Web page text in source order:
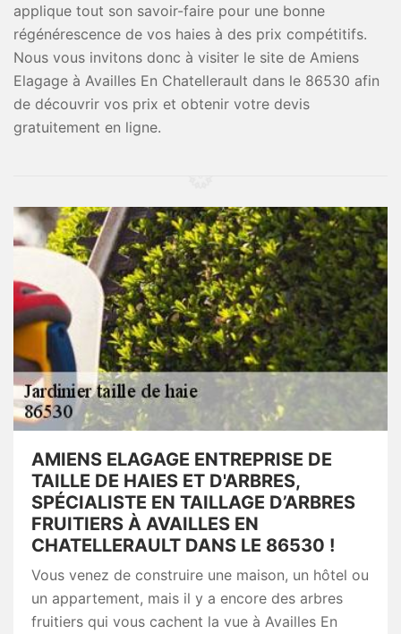
applique tout son savoir-faire pour une bonne
régénérescence de vos haies à des prix compétitifs.
Nous vous invitons donc à visiter le site de Amiens
Elagage à Availles En Chatellerault dans le 86530 afin
de découvrir vos prix et obtenir votre devis
gratuitement en ligne.
AMIENS ELAGAGE ENTREPRISE DE
TAILLE DE HAIES ET D'ARBRES,
SPÉCIALISTE EN TAILLAGE D’ARBRES
FRUITIERS À AVAILLES EN
CHATELLERAULT DANS LE 86530 !
Vous venez de construire une maison, un hôtel ou
un appartement, mais il y a encore des arbres
fruitiers qui vous cachent la vue à Availles En